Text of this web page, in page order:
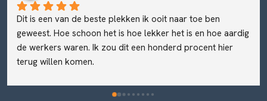
Dit is een van de beste plekken ik ooit naar toe ben
geweest. Hoe schoon het is hoe lekker het is en hoe aardig
de werkers waren. Ik zou dit een honderd procent hier
terug willen komen.